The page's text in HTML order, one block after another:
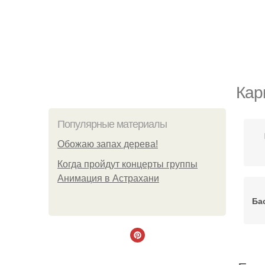
Популярные материалы
Обожaю зaпах деpева!
Когда пройдут концерты группы
Анимация в Астрахани